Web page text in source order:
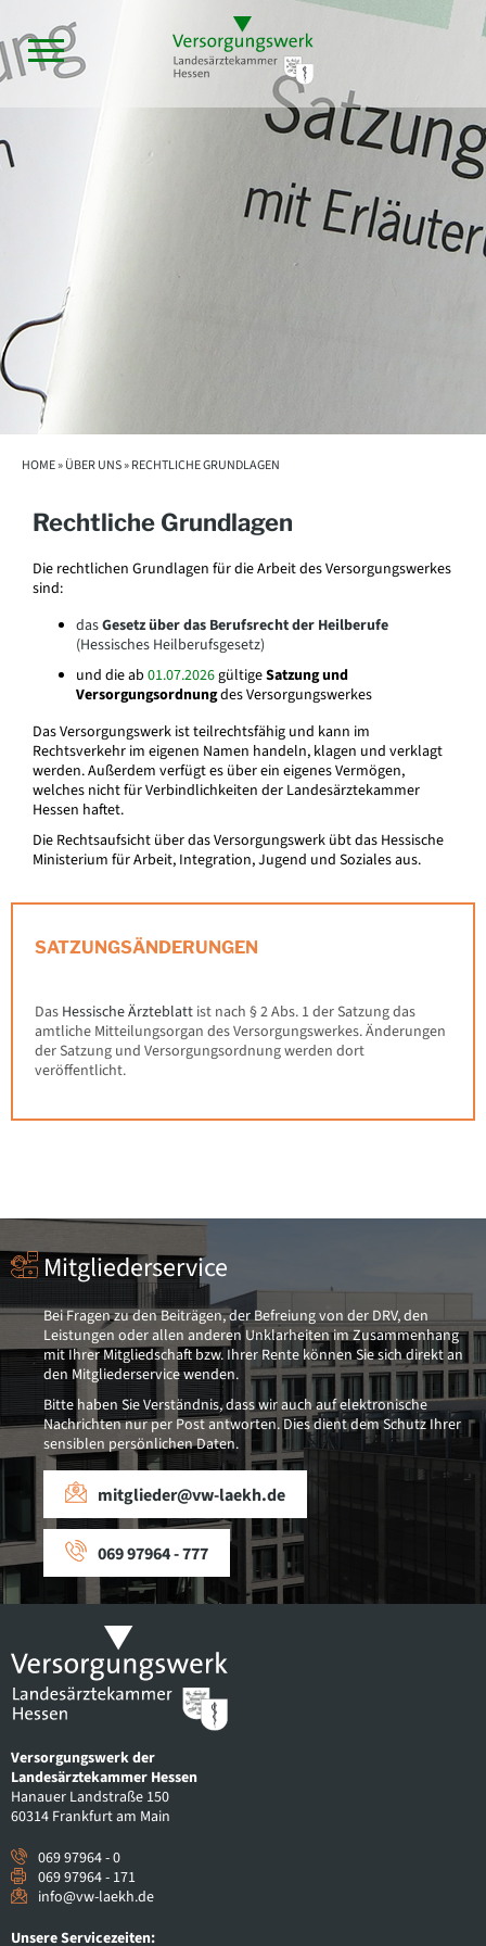
HOME »ÜBER UNS» RECHTLICHE GRUNDLAGEN
Rechtliche Grundlagen
Die rechtlichen Grundlagen für die Arbeit des Versorgungswerkes
sind:
dasGesetz über das Berufsrecht der Heilberufe
(Hessisches Heilberufsgesetz)
und die ab 01.07.2026gültigeSatzung und
Versorgungsordnungdes Versorgungswerkes
Das Versorgungswerk ist teilrechtsfähig und kann im
Rechtsverkehr im eigenen Namen handeln, klagen und verklagt
werden. Außerdem verfügt es über ein eigenes Vermögen,
welches nicht für Verbindlichkeiten der Landesärztekammer
Hessen haftet.
Die Rechtsaufsicht über das Versorgungswerk übt das Hessische
Ministerium für Arbeit, Integration, Jugend und Soziales aus.
SATZUNGSÄNDERUNGEN
Das Hessische Ärzteblatt ist nach § 2 Abs. 1 der Satzung das
amtliche Mitteilungsorgan des Versorgungswerkes. Änderungen
der Satzung und Versorgungsordnung werden dort
veröffentlicht.
Mitgliederservice
Bei Fragen zu den Beiträgen, der Befreiung von der DRV, den
Leistungen oder allen anderen Unklarheiten im Zusammenhang
mit Ihrer Mitgliedschaft bzw. Ihrer Rente können Sie sich direkt an
den Mitgliederservice wenden.
Bitte haben Sie Verständnis, dass wir auch auf elektronische
Nachrichten nur per Post antworten. Dies dient dem Schutz Ihrer
sensiblen persönlichen Daten.
mitglieder@vw-laekh.de
069 97964 - 777
Versorgungswerk der
Landesärztekammer Hessen
Hanauer Landstraße 150
60314 Frankfurt am Main
069 97964 - 0
069 97964 - 171
info@vw-laekh.de
Unsere Servicezeiten: